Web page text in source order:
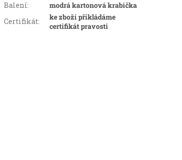
Balení:
modrá kartonová krabička
Certifikát:
ke zboží přikládáme
certifikát pravosti